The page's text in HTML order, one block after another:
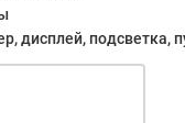
дисплей, подсветка,